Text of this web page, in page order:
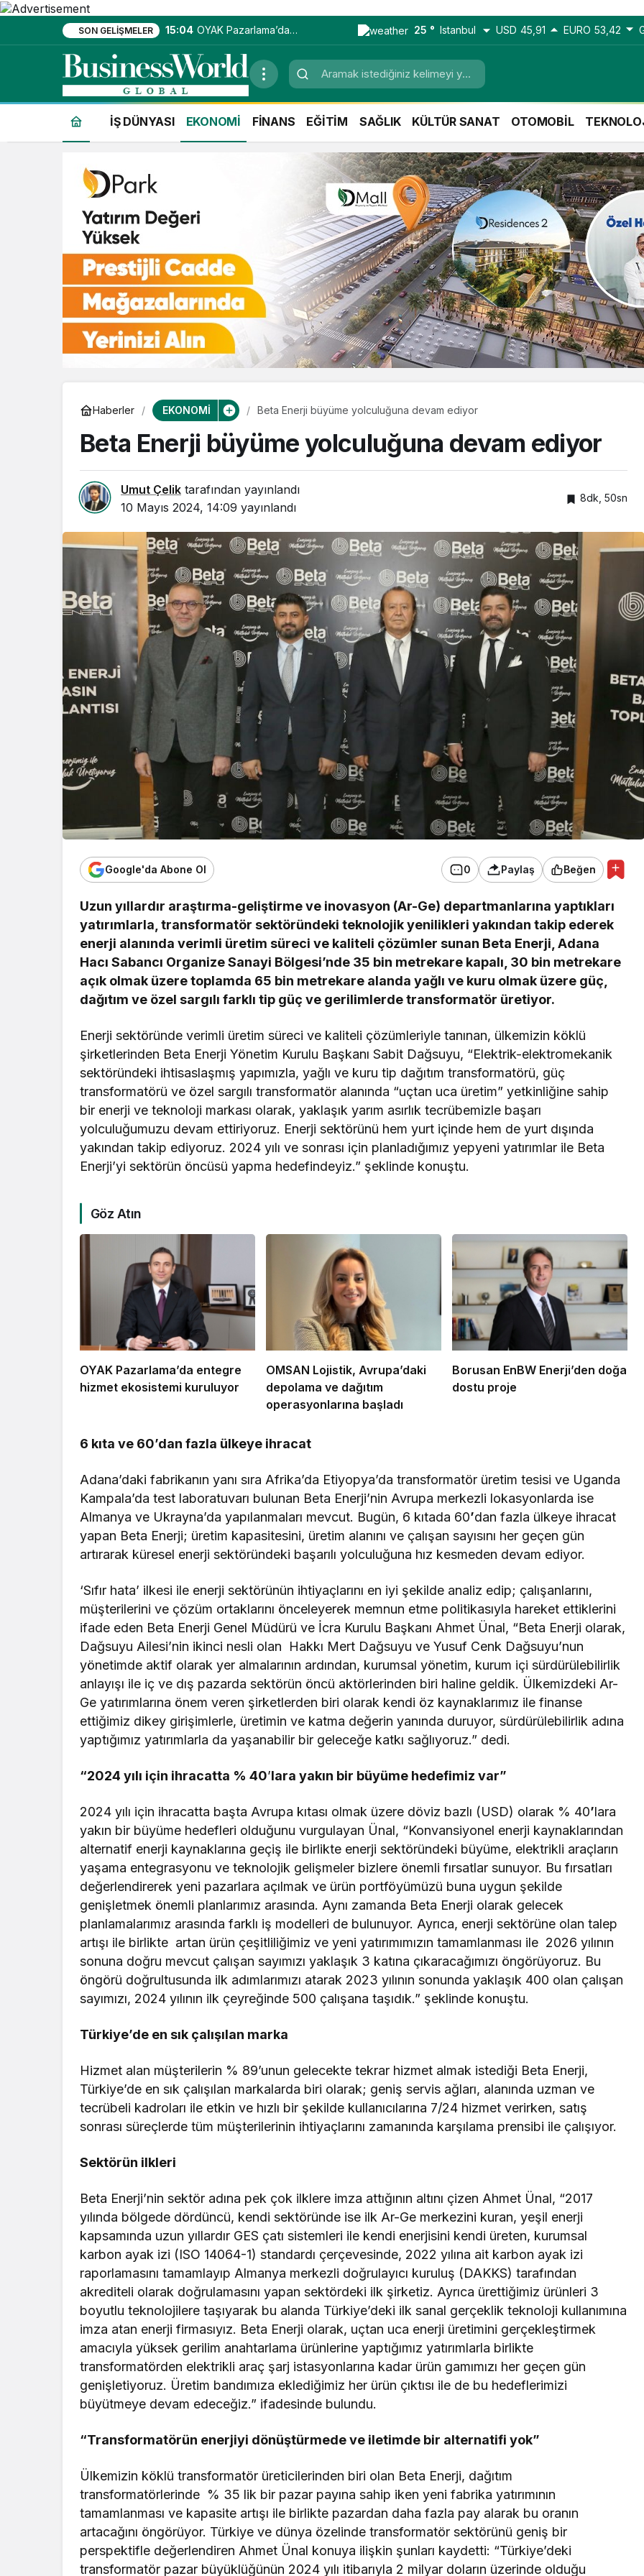
SON GELIŞMELER 15:04 OYAK Pazarlama’da
entegre hizmet ekosistemi
kuruluyor
25 ° Istanbul USD 45,91 EURO 53,42
İŞ DÜNYASI EKONOMİ FİNANS EĞİTİM SAĞLIK KÜLTÜR SANAT OTOMOBİL
Haberler EKONOMİ Beta Enerji büyüme yolculuğuna devam ediyor
Beta Enerji büyüme yolculuğuna devam ediyor
Umut Çelik tarafından yayınlandı
10 Mayıs 2024, 14:09 yayınlandı
8dk, 50sn
Google'da Abone Ol 0 Paylaş Beğen
Uzun yıllardır araştırma-geliştirme ve inovasyon (Ar-Ge) departmanlarına yaptıkları
yatırımlarla, transformatör sektöründeki teknolojik yenilikleri yakından takip ederek
enerji alanında verimli üretim süreci ve kaliteli çözümler sunan Beta Enerji, Adana
Hacı Sabancı Organize Sanayi Bölgesi’nde 35 bin metrekare kapalı, 30 bin metrekare
açık olmak üzere toplamda 65 bin metrekare alanda yağlı ve kuru olmak üzere güç,
dağıtım ve özel sargılı farklı tip güç ve gerilimlerde transformatör üretiyor.
Enerji sektöründe verimli üretim süreci ve kaliteli çözümleriyle tanınan, ülkemizin köklü
şirketlerinden Beta Enerji Yönetim Kurulu Başkanı Sabit Dağsuyu, “Elektrik-elektromekanik
sektöründeki ihtisaslaşmış yapımızla, yağlı ve kuru tip dağıtım transformatörü, güç
transformatörü ve özel sargılı transformatör alanında “uçtan uca üretim” yetkinliğine sahip
bir enerji ve teknoloji markası olarak, yaklaşık yarım asırlık tecrübemizle başarı
yolculuğumuzu devam ettiriyoruz. Enerji sektörünü hem yurt içinde hem de yurt dışında
yakından takip ediyoruz. 2024 yılı ve sonrası için planladığımız yepyeni yatırımlar ile Beta
Enerji’yi sektörün öncüsü yapma hedefindeyiz.” şeklinde konuştu.
Göz Atın
OYAK Pazarlama’da entegre
hizmet ekosistemi kuruluyor
OMSAN Lojistik, Avrupa’daki
depolama ve dağıtım
operasyonlarına başladı
Borusan EnBW Enerji’den doğa
dostu proje
6 kıta ve 60’dan fazla ülkeye ihracat
Adana’daki fabrikanın yanı sıra Afrika’da Etiyopya’da transformatör üretim tesisi ve Uganda
Kampala’da test laboratuvarı bulunan Beta Enerji’nin Avrupa merkezli lokasyonlarda ise
Almanya ve Ukrayna’da yapılanmaları mevcut. Bugün, 6 kıtada 60’dan fazla ülkeye ihracat
yapan Beta Enerji; üretim kapasitesini, üretim alanını ve çalışan sayısını her geçen gün
artırarak küresel enerji sektöründeki başarılı yolculuğuna hız kesmeden devam ediyor.
‘Sıfır hata’ ilkesi ile enerji sektörünün ihtiyaçlarını en iyi şekilde analiz edip; çalışanlarını,
müşterilerini ve çözüm ortaklarını önceleyerek memnun etme politikasıyla hareket ettiklerini
ifade eden Beta Enerji Genel Müdürü ve İcra Kurulu Başkanı Ahmet Ünal, “Beta Enerji olarak,
Dağsuyu Ailesi’nin ikinci nesli olan Hakkı Mert Dağsuyu ve Yusuf Cenk Dağsuyu’nun
yönetimde aktif olarak yer almalarının ardından, kurumsal yönetim, kurum içi sürdürülebilirlik
anlayışı ile iç ve dış pazarda sektörün öncü aktörlerinden biri haline geldik. Ülkemizdeki Ar-
Ge yatırımlarına önem veren şirketlerden biri olarak kendi öz kaynaklarımız ile finanse
ettiğimiz dikey girişimlerle, üretimin ve katma değerin yanında duruyor, sürdürülebilirlik adına
yaptığımız yatırımlarla da yaşanabilir bir geleceğe katkı sağlıyoruz.” dedi.
“2024 yılı için ihracatta % 40’lara yakın bir büyüme hedefimiz var”
2024 yılı için ihracatta başta Avrupa kıtası olmak üzere döviz bazlı (USD) olarak % 40’lara
yakın bir büyüme hedefleri olduğunu vurgulayan Ünal, “Konvansiyonel enerji kaynaklarından
alternatif enerji kaynaklarına geçiş ile birlikte enerji sektöründeki büyüme, elektrikli araçların
yaşama entegrasyonu ve teknolojik gelişmeler bizlere önemli fırsatlar sunuyor. Bu fırsatları
değerlendirerek yeni pazarlara açılmak ve ürün portföyümüzü buna uygun şekilde
genişletmek önemli planlarımız arasında. Aynı zamanda Beta Enerji olarak gelecek
planlamalarımız arasında farklı iş modelleri de bulunuyor. Ayrıca, enerji sektörüne olan talep
artışı ile birlikte artan ürün çeşitliliğimiz ve yeni yatırımımızın tamamlanması ile 2026 yılının
sonuna doğru mevcut çalışan sayımızı yaklaşık 3 katına çıkaracağımızı öngörüyoruz. Bu
öngörü doğrultusunda ilk adımlarımızı atarak 2023 yılının sonunda yaklaşık 400 olan çalışan
sayımızı, 2024 yılının ilk çeyreğinde 500 çalışana taşıdık.” şeklinde konuştu.
Türkiye’de en sık çalışılan marka
Hizmet alan müşterilerin % 89’unun gelecekte tekrar hizmet almak istediği Beta Enerji,
Türkiye’de en sık çalışılan markalarda biri olarak; geniş servis ağları, alanında uzman ve
tecrübeli kadroları ile etkin ve hızlı bir şekilde kullanıcılarına 7/24 hizmet verirken, satış
sonrası süreçlerde tüm müşterilerinin ihtiyaçlarını zamanında karşılama prensibi ile çalışıyor.
Sektörün ilkleri
Beta Enerji’nin sektör adına pek çok ilklere imza attığının altını çizen Ahmet Ünal, “2017
yılında bölgede dördüncü, kendi sektöründe ise ilk Ar-Ge merkezini kuran, yeşil enerji
kapsamında uzun yıllardır GES çatı sistemleri ile kendi enerjisini kendi üreten, kurumsal
karbon ayak izi (ISO 14064-1) standardı çerçevesinde, 2022 yılına ait karbon ayak izi
raporlamasını tamamlayıp Almanya merkezli doğrulayıcı kuruluş (DAKKS) tarafından
akrediteli olarak doğrulamasını yapan sektördeki ilk şirketiz. Ayrıca ürettiğimiz ürünleri 3
boyutlu teknolojilere taşıyarak bu alanda Türkiye’deki ilk sanal gerçeklik teknoloji kullanımına
imza atan enerji firmasıyız. Beta Enerji olarak, uçtan uca enerji üretimini gerçekleştirmek
amacıyla yüksek gerilim anahtarlama ürünlerine yaptığımız yatırımlarla birlikte
transformatörden elektrikli araç şarj istasyonlarına kadar ürün gamımızı her geçen gün
genişletiyoruz. Üretim bandımıza eklediğimiz her ürün çıktısı ile de bu hedeflerimizi
büyütmeye devam edeceğiz.” ifadesinde bulundu.
“Transformatörün enerjiyi dönüştürmede ve iletimde bir alternatifi yok”
Ülkemizin köklü transformatör üreticilerinden biri olan Beta Enerji, dağıtım
transformatörlerinde % 35 lik bir pazar payına sahip iken yeni fabrika yatırımının
tamamlanması ve kapasite artışı ile birlikte pazardan daha fazla pay alarak bu oranın
artacağını öngörüyor. Türkiye ve dünya özelinde transformatör sektörünü geniş bir
perspektifle değerlendiren Ahmet Ünal konuya ilişkin şunları kaydetti: “Türkiye’deki
transformatör pazar büyüklüğünün 2024 yılı itibarıyla 2 milyar doların üzerinde olduğu